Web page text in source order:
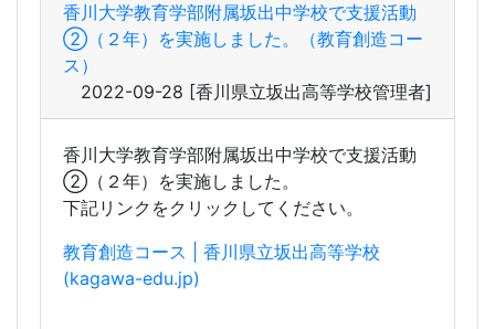
香川大学教育学部附属坂出中学校で支援活動
②（２年）を実施しました。
下記リンクをクリックしてください。
教育創造コース | 香川県立坂出高等学校
(kagawa-edu.jp)
１０月，１１月の行事予定（教務部）